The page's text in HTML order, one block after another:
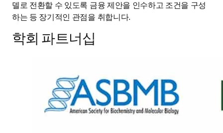
델로 전환할 수 있도록 금융 제안을 인수하고 조건을 구성
하는 등 장기적인 관점을 취합니다.
학회 파트너십